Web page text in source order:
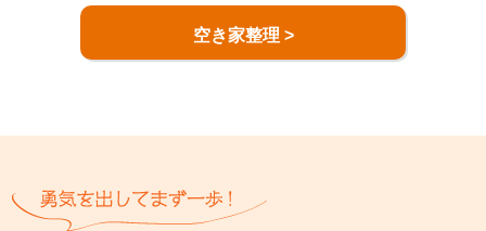
空き家整理 >